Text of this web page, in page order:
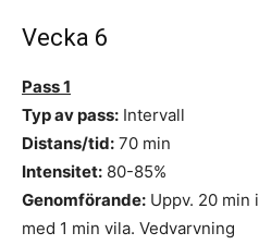
Vecka 6
Pass 1
Typ av pass: Intervall
Distans/tid: 70 min
Intensitet: 80-85%
Genomförande: Uppv. 20 min
med 1 min vila. Vedvarvning